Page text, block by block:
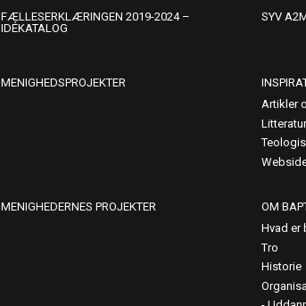
FÆLLESERKLÆRINGEN 2019-2024 –
IDÉKATALOG
SYV
MENIGHEDSPROJEKTER
Artikler
Litteratur
MENIGHEDERNES PROJEKTER
OM
Hvad er
Tro
Historie